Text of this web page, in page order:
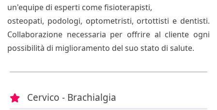
un'equipe di esperti come fisioterapisti,
osteopati, podologi, optometristi, ortottisti e dentisti.
Collaborazione necessaria per offrire al cliente ogni
possibilità di miglioramento del suo stato di salute.
Cervico - Brachialgia